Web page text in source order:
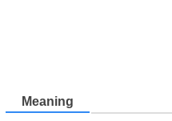
Meaning